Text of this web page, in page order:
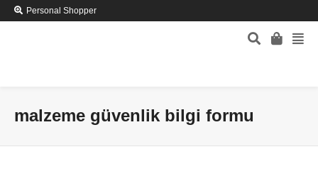
Personal Shopper
malzeme güvenlik bilgi formu